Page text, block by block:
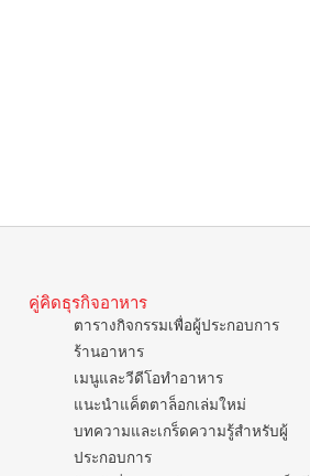
คู่คิดธุรกิจอาหาร
ตารางกิจกรรมเพื่อผู้ประกอบการ
ร้านอาหาร
เมนูและวีดีโอทำอาหาร
แนะนำแค็ตตาล็อกเล่มใหม่
บทความและเกร็ดความรู้สำหรับผู้
ประกอบการ